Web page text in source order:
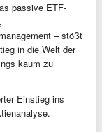
passive ETF-
– stößt
in die Welt der
kaum zu
Einstieg ins